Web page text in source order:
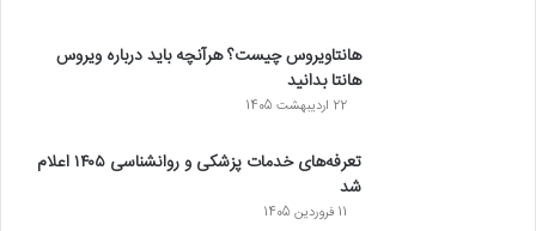
هانتاویروس چیست؟ هرآنچه باید درباره ویروس
هانتا بدانید
22 اردیبهشت 1405
تعرفه‌های خدمات پزشکی و روانشناسی ۱۴۰۵ اعلام
شد
11 فروردین 1405